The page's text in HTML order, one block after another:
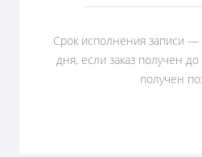
Срок исполнения записи —
дня, если заказ получен
получен